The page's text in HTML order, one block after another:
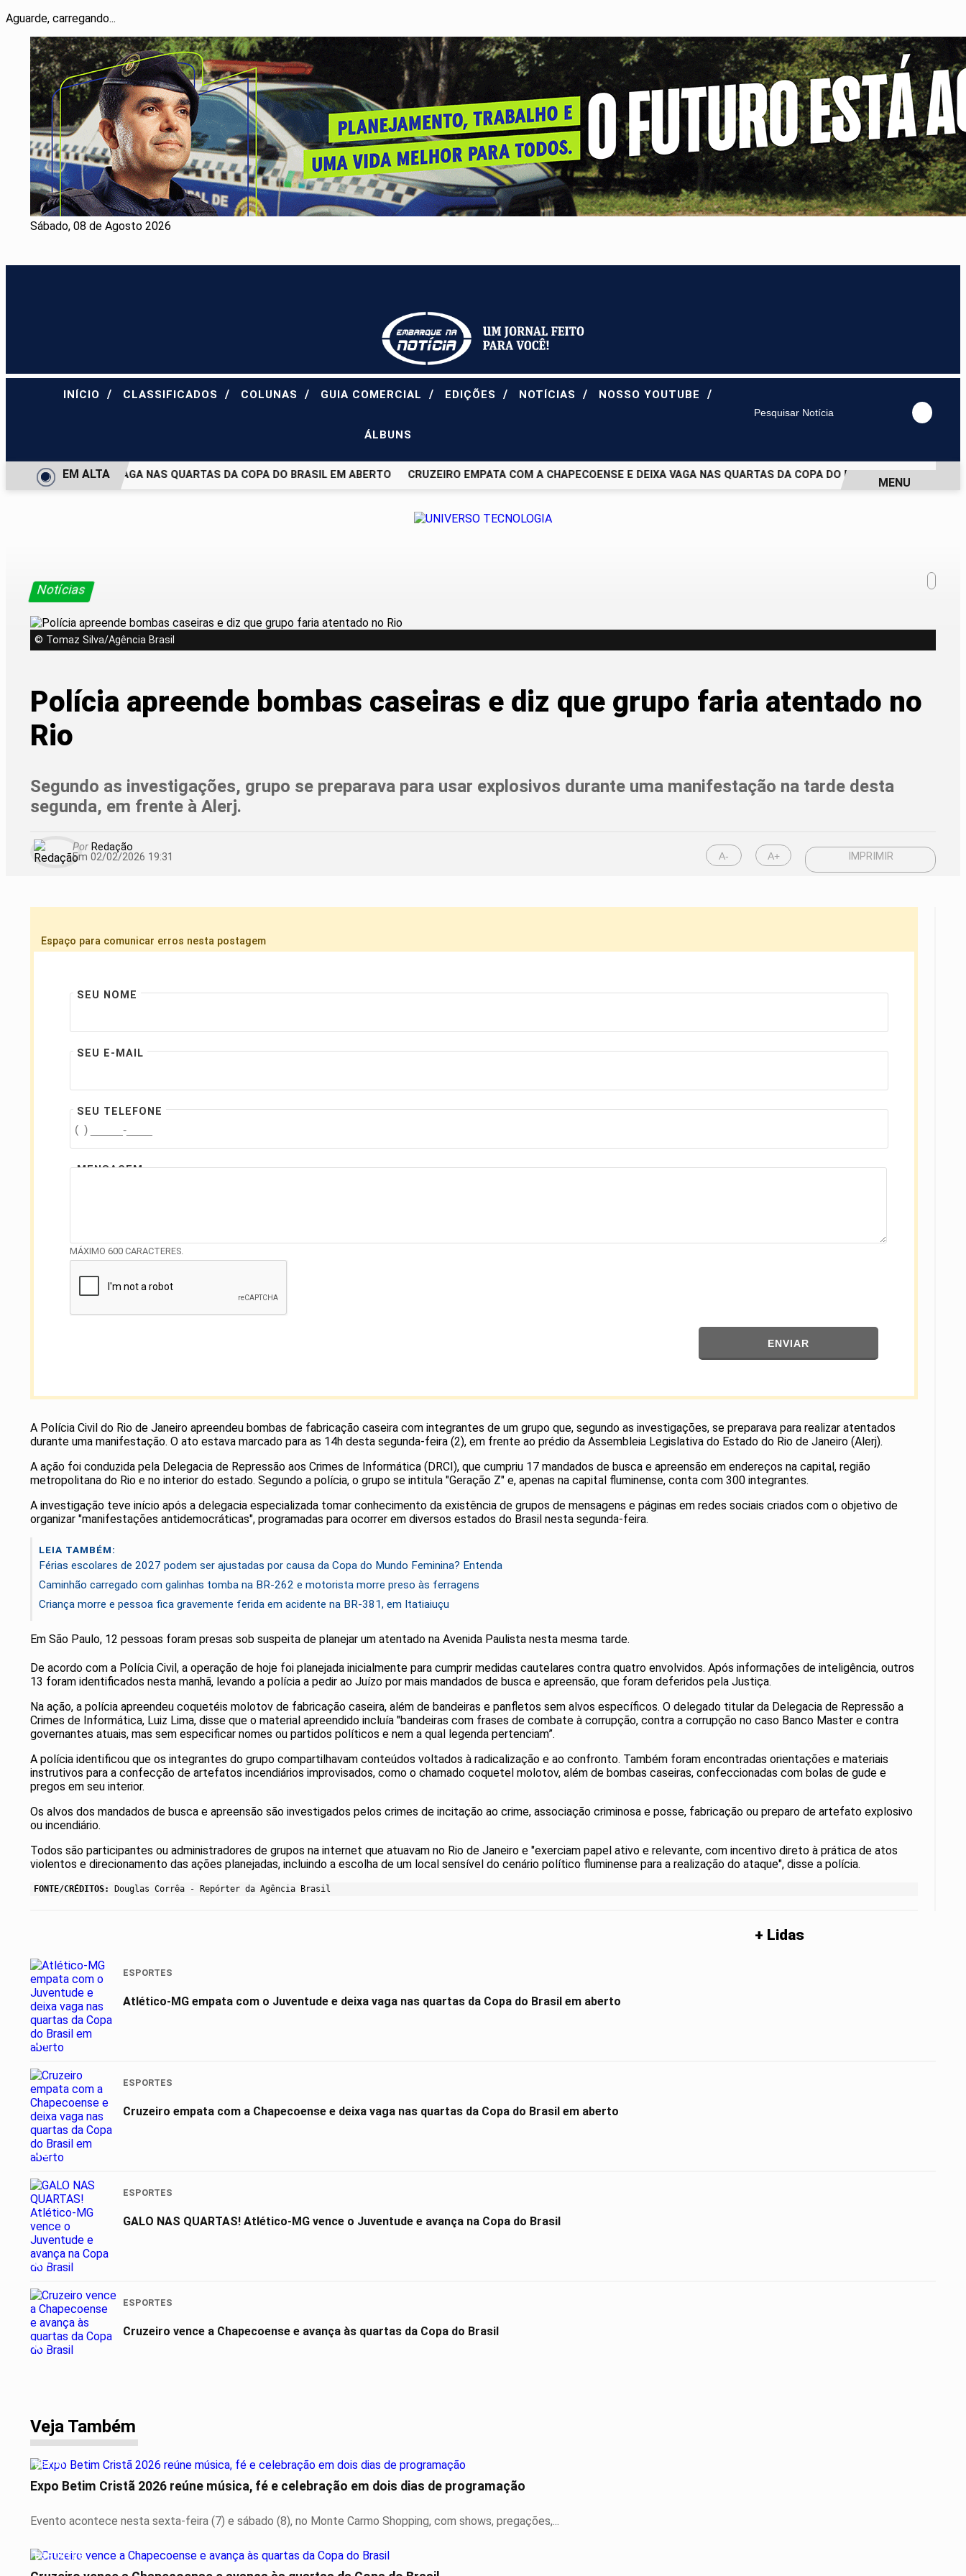
Aguarde, carregando...
Sábado, 08 de Agosto 2026
Pesquisar Notícia
INÍCIO / CLASSIFICADOS / COLUNAS / GUIA COMERCIAL / EDIÇÕES / NOTÍCIAS / NOSSO YOUTUBE /
ÁLBUNS
E DEIXA VAGA NAS QUARTAS DA COPA DO BRASIL EM ABERTO CRUZEIRO EMPATA COM A CHAPECOENSE E DEIXA VAGA NAS QUARTAS DA COPA DO BRASIL EM ABERTO
EM ALTA
MENU
Notícias
© Tomaz Silva/Agência Brasil
Polícia apreende bombas caseiras e diz que grupo faria atentado no
Rio
Segundo as investigações, grupo se preparava para usar explosivos durante uma manifestação na tarde desta
segunda, em frente à Alerj.
Por Redação
Em 02/02/2026 19:31
A- A+ IMPRIMIR
Espaço para comunicar erros nesta postagem
SEU NOME
SEU E-MAIL
SEU TELEFONE
MENSAGEM
MÁXIMO 600 CARACTERES.
ENVIAR
A Polícia Civil do Rio de Janeiro apreendeu bombas de fabricação caseira com integrantes de um grupo que, segundo as investigações, se preparava para realizar atentados
durante uma manifestação. O ato estava marcado para as 14h desta segunda-feira (2), em frente ao prédio da Assembleia Legislativa do Estado do Rio de Janeiro (Alerj).
A ação foi conduzida pela Delegacia de Repressão aos Crimes de Informática (DRCI), que cumpriu 17 mandados de busca e apreensão em endereços na capital, região
metropolitana do Rio e no interior do estado. Segundo a polícia, o grupo se intitula "Geração Z" e, apenas na capital fluminense, conta com 300 integrantes.
A investigação teve início após a delegacia especializada tomar conhecimento da existência de grupos de mensagens e páginas em redes sociais criados com o objetivo de
organizar "manifestações antidemocráticas", programadas para ocorrer em diversos estados do Brasil nesta segunda-feira.
LEIA TAMBÉM:
Férias escolares de 2027 podem ser ajustadas por causa da Copa do Mundo Feminina? Entenda
Caminhão carregado com galinhas tomba na BR-262 e motorista morre preso às ferragens
Criança morre e pessoa fica gravemente ferida em acidente na BR-381, em Itatiaiuçu
Em São Paulo, 12 pessoas foram presas sob suspeita de planejar um atentado na Avenida Paulista nesta mesma tarde.
De acordo com a Polícia Civil, a operação de hoje foi planejada inicialmente para cumprir medidas cautelares contra quatro envolvidos. Após informações de inteligência, outros
13 foram identificados nesta manhã, levando a polícia a pedir ao Juízo por mais mandados de busca e apreensão, que foram deferidos pela Justiça.
Na ação, a polícia apreendeu coquetéis molotov de fabricação caseira, além de bandeiras e panfletos sem alvos específicos. O delegado titular da Delegacia de Repressão a
Crimes de Informática, Luiz Lima, disse que o material apreendido incluía "bandeiras com frases de combate à corrupção, contra a corrupção no caso Banco Master e contra
governantes atuais, mas sem especificar nomes ou partidos políticos e nem a qual legenda pertenciam”.
A polícia identificou que os integrantes do grupo compartilhavam conteúdos voltados à radicalização e ao confronto. Também foram encontradas orientações e materiais
instrutivos para a confecção de artefatos incendiários improvisados, como o chamado coquetel molotov, além de bombas caseiras, confeccionadas com bolas de gude e
pregos em seu interior.
Os alvos dos mandados de busca e apreensão são investigados pelos crimes de incitação ao crime, associação criminosa e posse, fabricação ou preparo de artefato explosivo
ou incendiário.
Todos são participantes ou administradores de grupos na internet que atuavam no Rio de Janeiro e "exerciam papel ativo e relevante, com incentivo direto à prática de atos
violentos e direcionamento das ações planejadas, incluindo a escolha de um local sensível do cenário político fluminense para a realização do ataque", disse a polícia.
FONTE/CRÉDITOS: Douglas Corrêa - Repórter da Agência Brasil
+ Lidas
01
ESPORTES
Atlético-MG empata com o Juventude e deixa vaga nas quartas da Copa do Brasil em aberto
02
ESPORTES
Cruzeiro empata com a Chapecoense e deixa vaga nas quartas da Copa do Brasil em aberto
03
ESPORTES
GALO NAS QUARTAS! Atlético-MG vence o Juventude e avança na Copa do Brasil
04
ESPORTES
Cruzeiro vence a Chapecoense e avança às quartas da Copa do Brasil
Veja Também
BETIM
Expo Betim Cristã 2026 reúne música, fé e celebração em dois dias de programação
Evento acontece nesta sexta-feira (7) e sábado (8), no Monte Carmo Shopping, com shows, pregações,...
ESPORTES